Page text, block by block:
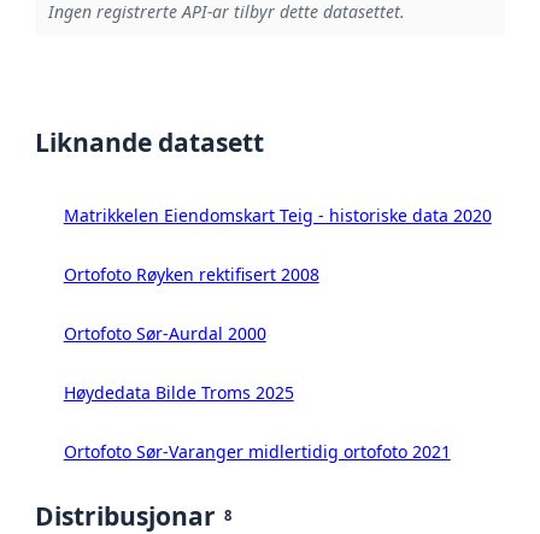
Ingen registrerte API-ar tilbyr dette datasettet.
Liknande datasett
Matrikkelen Eiendomskart Teig - historiske data 2020
Ortofoto Røyken rektifisert 2008
Ortofoto Sør-Aurdal 2000
Høydedata Bilde Troms 2025
Ortofoto Sør-Varanger midlertidig ortofoto 2021
Distribusjonar 8